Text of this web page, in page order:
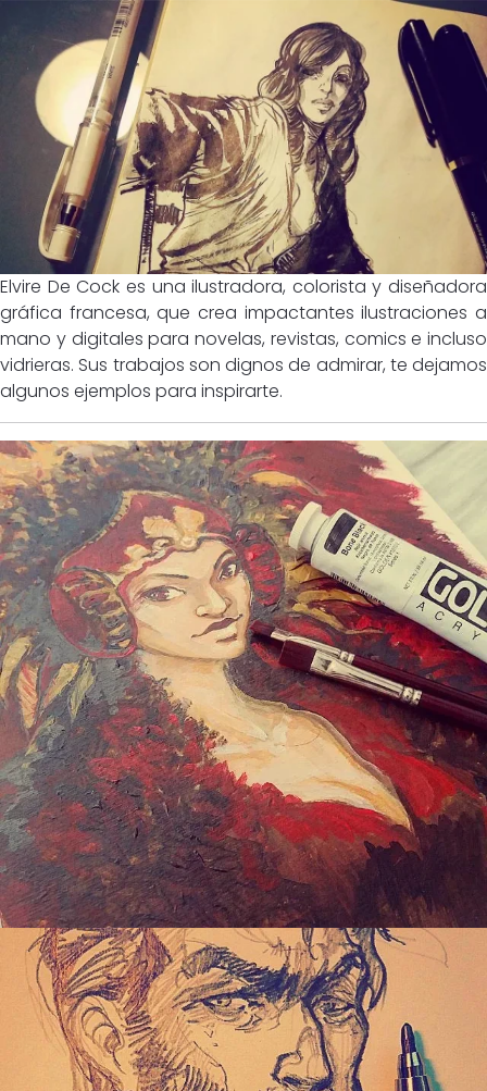
Elvire De Cock es una ilustradora, colorista y diseñadora
gráfica francesa, que crea impactantes ilustraciones a
mano y digitales para novelas, revistas, comics e incluso
vidrieras. Sus trabajos son dignos de admirar, te dejamos
algunos ejemplos para inspirarte.